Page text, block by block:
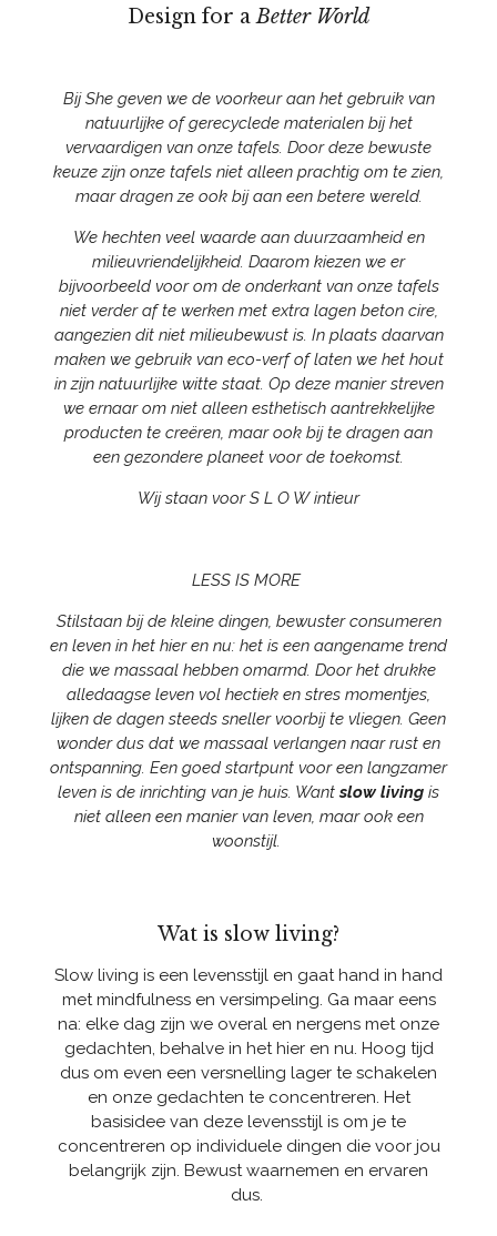
Design for aBetter World
Bij She geven we de voorkeur aan het gebruik van
natuurlijke of gerecyclede materialen bij het
vervaardigen van onze tafels. Door deze bewuste
keuze zijn onze tafels niet alleen prachtig om te zien,
maar dragen ze ook bij aan een betere wereld.
We hechten veel waarde aan duurzaamheid en
milieuvriendelijkheid. Daarom kiezen we er
bijvoorbeeld voor om de onderkant van onze tafels
niet verder af te werken met extra lagen beton cire,
aangezien dit niet milieubewust is. In plaats daarvan
maken we gebruik van eco-verf of laten we het hout
in zijn natuurlijke witte staat. Op deze manier streven
we ernaar om niet alleen esthetisch aantrekkelijke
producten te creëren, maar ook bij te dragen aan
een gezondere planeet voor de toekomst.
Wij staan voor S L O W intieur
LESS IS MORE
Stilstaan bij de kleine dingen, bewuster consumeren
en leven in het hier en nu: het is een aangename trend
die we massaal hebben omarmd. Door het drukke
alledaagse leven vol hectiek en stres momentjes,
lijken de dagen steeds sneller voorbij te vliegen. Geen
wonder dus dat we massaal verlangen naar rust en
ontspanning. Een goed startpunt voor een langzamer
leven is de inrichting van je huis. Wantslow living is
niet alleen een manier van leven, maar ook een
woonstijl.
Wat is slow living?
Slow living is een levensstijl en gaat hand in hand
met mindfulness en versimpeling. Ga maar eens
na: elke dag zijn we overal en nergens met onze
gedachten, behalve in het hier en nu. Hoog tijd
dus om even een versnelling lager te schakelen
en onze gedachten te concentreren. Het
basisidee van deze levensstijl is om je te
concentreren op individuele dingen die voor jou
belangrijk zijn. Bewust waarnemen en ervaren
dus.